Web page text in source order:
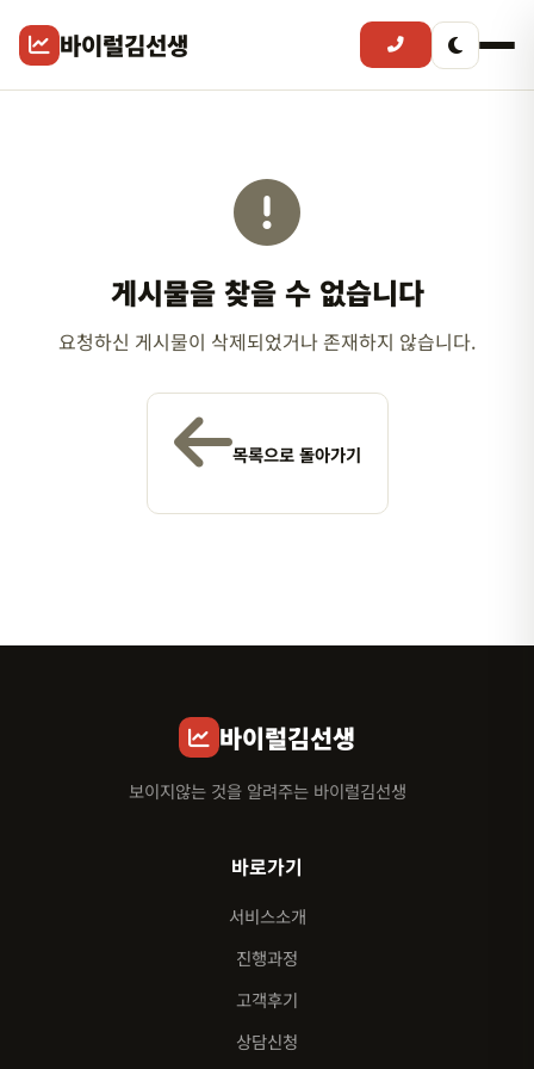
바이럴김선생
게시물을 찾을 수 없습니다
요청하신 게시물이 삭제되었거나 존재하지 않습니다.
목록으로 돌아가기
바이럴김선생
보이지않는 것을 알려주는 바이럴김선생
바로가기
서비스소개
진행과정
고객후기
상담신청